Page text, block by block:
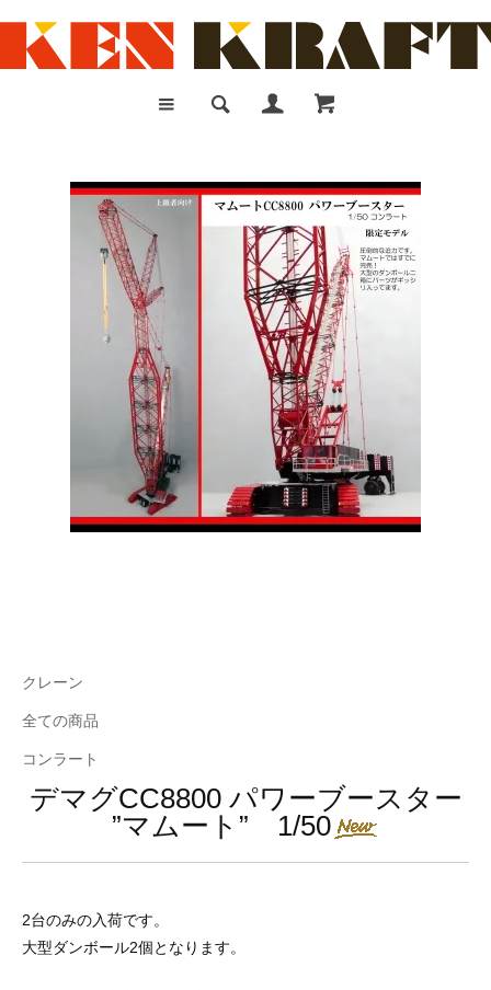
クレーン
全ての商品
コンラート
デマグCC8800 パワーブースター
”マムート” 1/50
2台のみの入荷です。
大型ダンボール2個となります。